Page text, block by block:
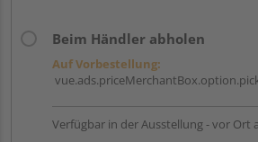
Beim Händler abholen
Auf Vorbestellung:
Verfügbar in der Ausstellung - vor Ort